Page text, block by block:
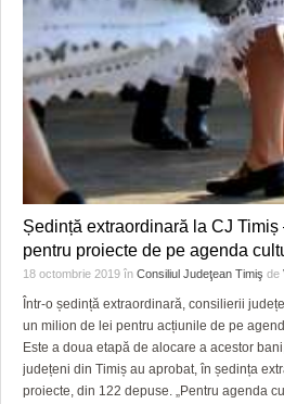
Ședință extraordinară la CJ
pentru proiecte de pe agenda
18 octombrie 2019 în Consiliul Judeţean Timiş de
Într-o ședință extraordinară, consilierii
un milion de lei pentru acțiunile de pe
Este a doua etapă de alocare a acestor
județeni din Timiș au aprobat, în ședința
proiecte, din 122 depuse. „Pentru agenda